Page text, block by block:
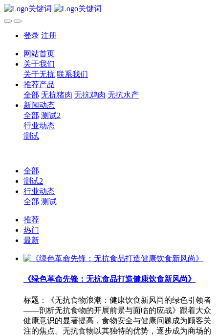
登录 注册
网站首页
关于我们
关于无抗 联系我们
推荐产品
全部 无抗猪肉 无抗鸡肉 无抗水产
新闻动态
全部 测试2
行业动态
测试
全部
测试2
行业动态
全部 测试
推荐
热门
最新
《绿色革命先锋：无抗食品打造健康饮食新风尚》
标题：《无抗食物浪潮：健康饮食新风尚的绿色引领者
——剖析无抗食物的开展前景与面临的应战》跟着大众
健康意识的显著提高，食物安全与健康问题成为顾客关
注的焦点。无抗食物以其独特的优势，逐步成为商场的